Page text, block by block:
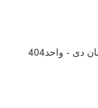
دی - واحد404